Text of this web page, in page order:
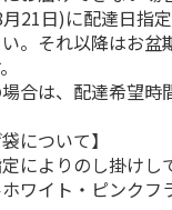
【冷凍】〈スープス
夏のバラエティセッ
トＡ
4,550円
(送料・税込)
21日)に配達日指
。それ以降はお
合は、配達希望時
について】
によりのし掛けし
ワイト・ピンクフ